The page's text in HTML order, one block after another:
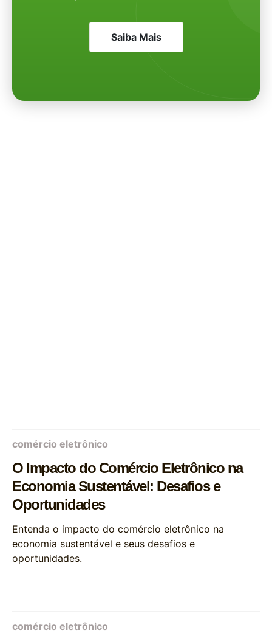
Saiba Mais
comércio eletrônico
O Impacto do Comércio Eletrônico na
Economia Sustentável: Desafios e
Oportunidades
Entenda o impacto do comércio eletrônico na
economia sustentável e seus desafios e
oportunidades.
comércio eletrônico